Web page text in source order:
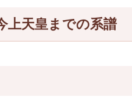
上天皇までの系譜